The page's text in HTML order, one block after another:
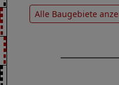
Alle Baugebiete